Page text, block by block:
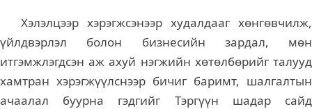
Хэлэлцээр хэрэгжсэнээр худалдааг хөнгөвчилж,
үйлдвэрлэл болон бизнесийн зардал, мөн
итгэмжлэгдсэн аж ахуй нэгжийн хөтөлбөрийг талууд
хамтран хэрэгжүүлснээр бичиг баримт, шалгалтын
ачаалал буурна гэдгийг Тэргүүн шадар сайд